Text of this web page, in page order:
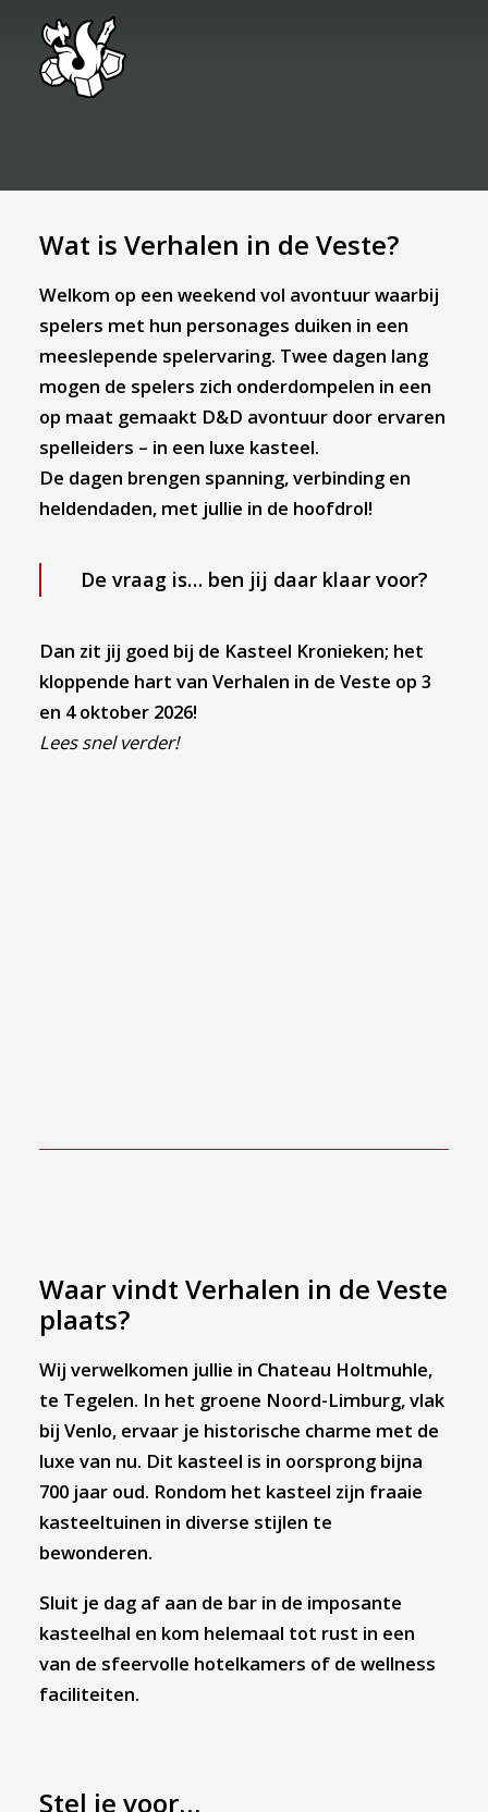
Wat is Verhalen in de Veste?
Welkom op een weekend vol avontuur waarbij
spelers met hun personages duiken in een
meeslepende spelervaring. Twee dagen lang
mogen de spelers zich onderdompelen in een
op maat gemaakt D&D avontuur door ervaren
spelleiders – in een luxe kasteel.
De dagen brengen spanning, verbinding en
heldendaden, met jullie in de hoofdrol!
De vraag is… ben jij daar klaar voor?
Dan zit jij goed bij de Kasteel Kronieken; het
kloppende hart van Verhalen in de Veste op 3
en 4 oktober 2026!
Lees snel verder!
Waar vindt Verhalen in de Veste
plaats?
Wij verwelkomen jullie in Chateau Holtmuhle,
te Tegelen. In het groene Noord-Limburg, vlak
bij Venlo, ervaar je historische charme met de
luxe van nu. Dit kasteel is in oorsprong bijna
700 jaar oud. Rondom het kasteel zijn fraaie
kasteeltuinen in diverse stijlen te
bewonderen.
Sluit je dag af aan de bar in de imposante
kasteelhal en kom helemaal tot rust in een
van de sfeervolle hotelkamers of de wellness
faciliteiten.
Stel je voor…